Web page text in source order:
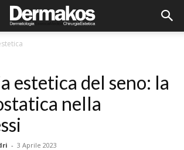
estetica del seno: la
nella
- 3 Aprile 2023